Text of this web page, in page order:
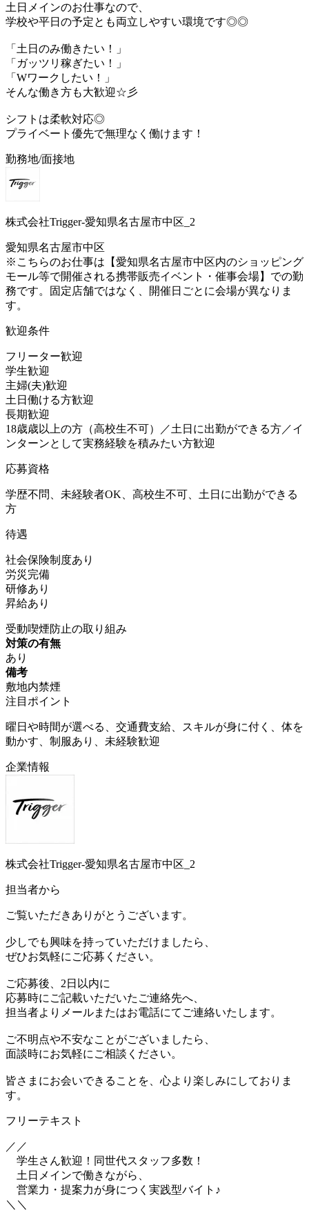
土日メインのお仕事なので、
学校や平日の予定とも両立しやすい環境です◎◎
「土日のみ働きたい！」
「ガッツリ稼ぎたい！」
「Wワークしたい！」
そんな働き方も大歓迎☆彡
シフトは柔軟対応◎
プライベート優先で無理なく働けます！
勤務地/面接地
株式会社Trigger-愛知県名古屋市中区_2
愛知県名古屋市中区
※こちらのお仕事は【愛知県名古屋市中区内のショッピング
モール等で開催される携帯販売イベント・催事会場】での勤
務です。固定店舗ではなく、開催日ごとに会場が異なりま
す。
歓迎条件
フリーター歓迎
学生歓迎
主婦(夫)歓迎
土日働ける方歓迎
長期歓迎
18歳歳以上の方（高校生不可）／土日に出勤ができる方／イ
ンターンとして実務経験を積みたい方歓迎
応募資格
学歴不問、未経験者OK、高校生不可、土日に出勤ができる
方
待遇
社会保険制度あり
労災完備
研修あり
昇給あり
受動喫煙防止の取り組み
対策の有無
あり
備考
敷地内禁煙
注目ポイント
曜日や時間が選べる、交通費支給、スキルが身に付く、体を
動かす、制服あり、未経験歓迎
企業情報
株式会社Trigger-愛知県名古屋市中区_2
担当者から
ご覧いただきありがとうございます。
少しでも興味を持っていただけましたら、
ぜひお気軽にご応募ください。
ご応募後、2日以内に
応募時にご記載いただいたご連絡先へ、
担当者よりメールまたはお電話にてご連絡いたします。
ご不明点や不安なことがございましたら、
面談時にお気軽にご相談ください。
皆さまにお会いできることを、心より楽しみにしておりま
す。
フリーテキスト
／／
学生さん歓迎！同世代スタッフ多数！
土日メインで働きながら、
営業力・提案力が身につく実践型バイト♪
＼＼